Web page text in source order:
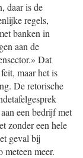
daar is de
regels,
banken in
aan de
Dat
maar het is
De retorische
een bedrijf met
zonder een hele
geval bij
meer.